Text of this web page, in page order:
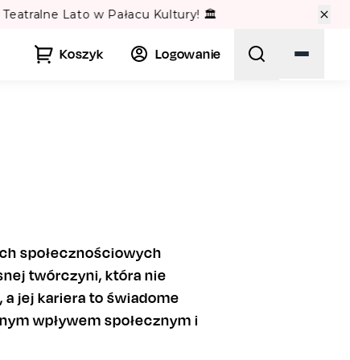
Koszyk Logowanie
społecznościowych
twórczyni, która nie
a jej kariera to świadome
wpływem społecznym i